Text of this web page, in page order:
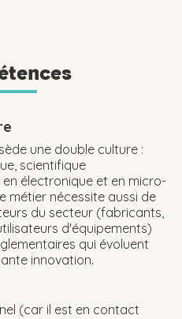
une double culture :
scientifique
électronique et en micro-
métier nécessite aussi de
du secteur (fabricants,
d'équipements)
qui évoluent
innovation.
(car il est en contact